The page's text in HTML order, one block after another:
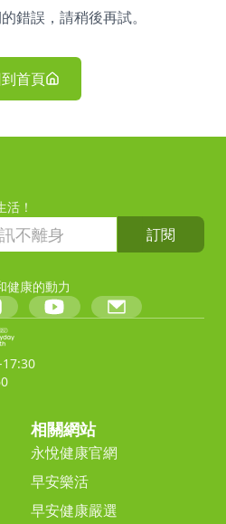
錯誤，請稍後再試。
首頁
！
訂閱
健康的動力
17:30
相關網站
永悅健康官網
早安樂活
早安健康嚴選